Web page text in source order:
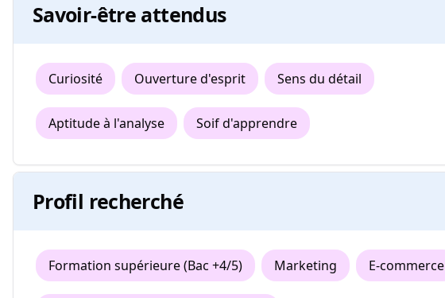
Savoir-être attendus
Curiosité Ouverture d'esprit Sens du détail
Aptitude à l'analyse Soif d'apprendre
Profil recherché
Formation supérieure (Bac +4/5) Marketing E-commerce